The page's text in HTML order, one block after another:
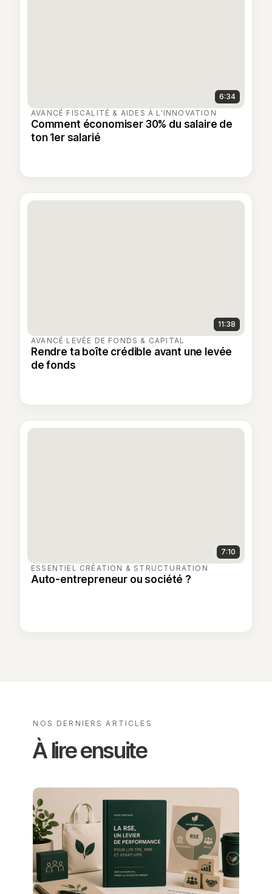
6:34
AVANCÉ· FISCALITÉ & AIDES À L'INNOVATION
Comment économiser 30% du salaire de
ton 1er salarié
11:38
AVANCÉ· LEVÉE DE FONDS & CAPITAL
Rendre ta boîte crédible avant une levée
de fonds
7:10
ESSENTIEL · CRÉATION & STRUCTURATION
Auto-entrepreneur ou société ?
NOS DERNIERS ARTICLES
À lire ensuite